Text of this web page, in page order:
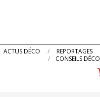
Primary
ACTUS DÉCO REPORTAGES
CONSEILS DÉCO